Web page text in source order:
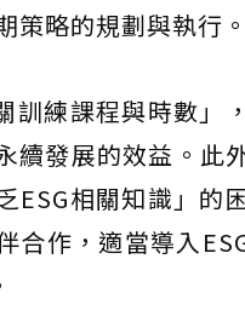
策略的規劃與執行
訓練課程與時數」
續發展的效益。此
ESG相關知識」的
合作，適當導入